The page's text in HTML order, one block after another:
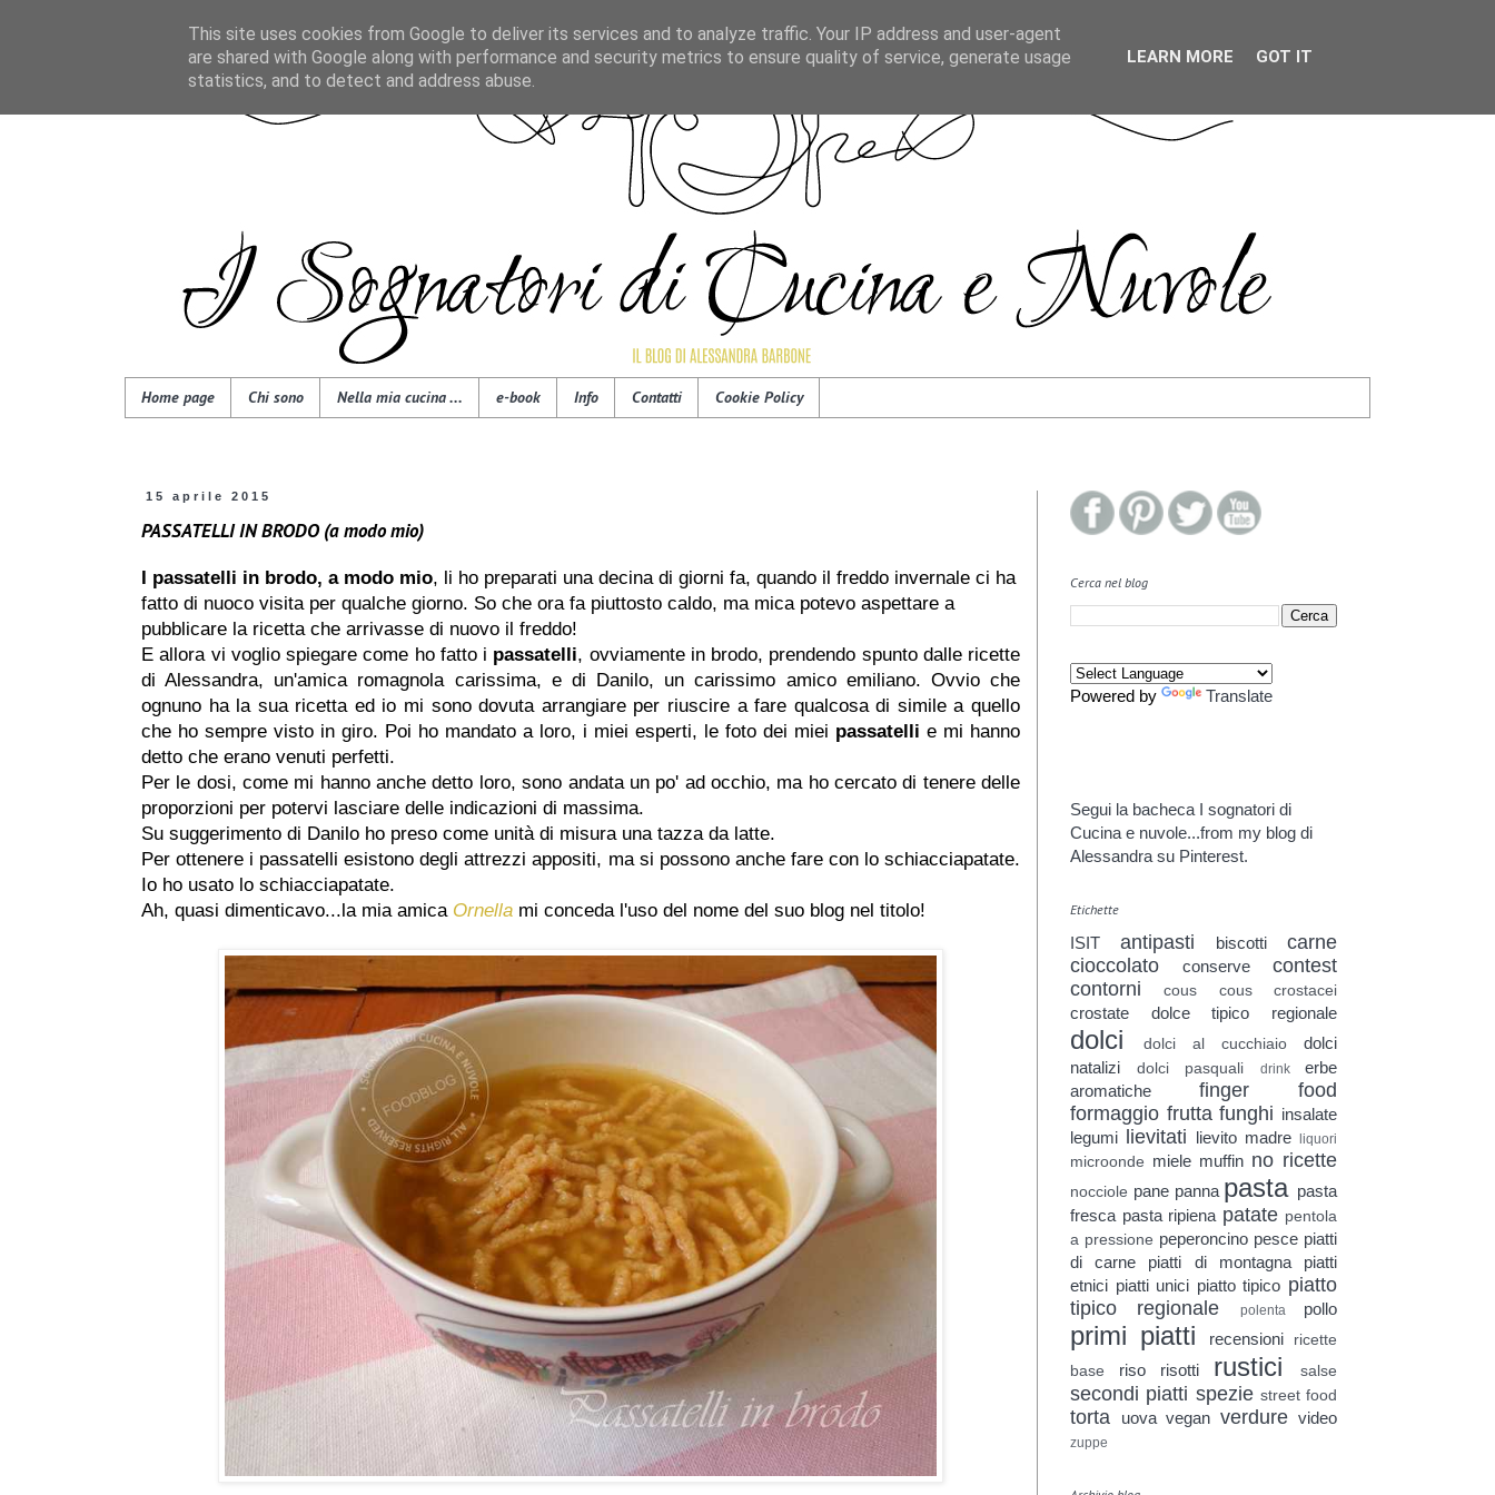
Home page Chi sono Nella mia cucina ... e-book Info Contatti Cookie Policy
15 aprile 2015
PASSATELLI IN BRODO (a modo mio)
I passatelli in brodo, a modo mio, li ho preparati una decina di giorni fa, quando il freddo invernale ci ha
fatto di nuoco visita per qualche giorno. So che ora fa piuttosto caldo, ma mica potevo aspettare a
pubblicare la ricetta che arrivasse di nuovo il freddo!
E allora vi voglio spiegare come ho fatto i passatelli, ovviamente in brodo, prendendo spunto dalle ricette
di Alessandra, un'amica romagnola carissima, e di Danilo, un carissimo amico emiliano. Ovvio che
ognuno ha la sua ricetta ed io mi sono dovuta arrangiare per riuscire a fare qualcosa di simile a quello
che ho sempre visto in giro. Poi ho mandato a loro, i miei esperti, le foto dei miei passatelli e mi hanno
detto che erano venuti perfetti.
Per le dosi, come mi hanno anche detto loro, sono andata un po' ad occhio, ma ho cercato di tenere delle
proporzioni per potervi lasciare delle indicazioni di massima.
Su suggerimento di Danilo ho preso come unità di misura una tazza da latte.
Per ottenere i passatelli esistono degli attrezzi appositi, ma si possono anche fare con lo schiacciapatate.
Io ho usato lo schiacciapatate.
Ah, quasi dimenticavo...la mia amica Ornella mi conceda l'uso del nome del suo blog nel titolo!
Cerca nel blog
Powered by Translate
Segui la bacheca I sognatori di
Cucina e nuvole...from my blog di
Alessandra su Pinterest.
Etichette
ISIT antipasti biscotti
carne
cioccolato
conserve
contest
contorni
cous cous crostacei
crostate dolce tipico regionale
dolci dolci al cucchiaio
dolci
natalizi
dolci pasquali drink
erbe
aromatiche
finger food
formaggio frutta funghi insalate
legumi lievitati lievito madre liquori
microonde miele muffin no ricette
nocciole pane panna pasta pasta
fresca pasta ripiena patate pentola
a pressione peperoncino pesce piatti
di carne
piatti di montagna
piatti
etnici piatti unici piatto tipico piatto
tipico regionale
polenta pollo
primi piatti recensioni
ricette
base
riso risotti rustici salse
secondi piatti spezie street food
torta uova vegan verdure video
zuppe
This site uses cookies from Google to deliver its services and to analyze traffic. Your IP address and user-agent
are shared with Google along with performance and security metrics to ensure quality of service, generate usage
statistics, and to detect and address abuse.
LEARN MORE GOT IT